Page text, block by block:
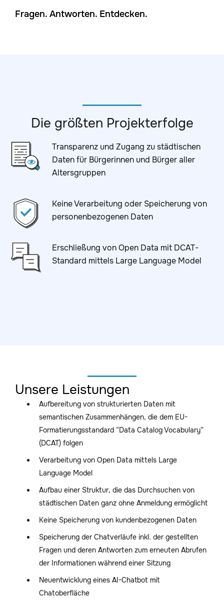
Fragen. Antworten. Entdecken.
Die größten Projekterfolge
Transparenz und Zugang zu städtischen
Daten für Bürgerinnen und Bürger aller
Altersgruppen
Keine Verarbeitung oder Speicherung von
personenbezogenen Daten
Erschließung von Open Data mit DCAT-
Standard mittels Large Language Model
Unsere Leistungen
Aufbereitung von strukturierten Daten mit
semantischen Zusammenhängen, die dem EU-
Formatierungsstandard “Data Catalog Vocabulary”
(DCAT) folgen
Verarbeitung von Open Data mittels Large
Language Model
Aufbau einer Struktur, die das Durchsuchen von
städtischen Daten ganz ohne Anmeldung ermöglicht
Keine Speicherung von kundenbezogenen Daten
Speicherung der Chatverläufe inkl. der gestellten
Fragen und deren Antworten zum erneuten Abrufen
der Informationen während einer Sitzung
Neuentwicklung eines AI-Chatbot mit
Chatoberfläche